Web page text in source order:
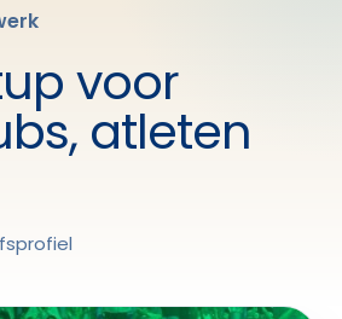
voor
atleten